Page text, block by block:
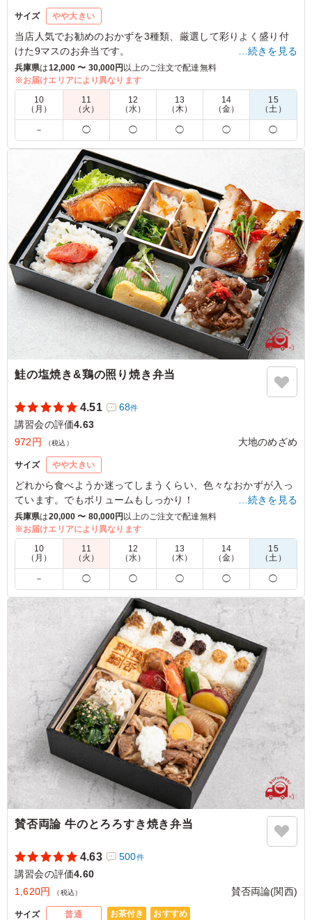
サイズ やや大きい
当店人気でお勧めのおかずを3種類、厳選して彩りよく盛り付
けた9マスのお弁当です。
※料理は日替わりで変更する場合がございます。
※連日ご注文される場合は事前にお伝えいただければ内容の変
更も可能でございます。
4.0 奈良スバル自動車株式会社
商品名通り沢山のおかずが入っていて好評でした。食べる
時に蓋を開けて頂くのですが 蓋が邪魔でした。向かい合
わせで並んで食べるのですがお互いの蓋が少し邪魔でし
た。 でも、美味しく頂くことが出来ました。
ご利用シーン：会議・セミナー›講習会
奈良県橿原市曲川町2025/10/15
…続きを見る
兵庫県は12,000 〜 30,000円 以上のご注文で配達無料
※お届けエリアにより異なります
10
（月）
11
（火）
12
（水）
13
（木）
14
（金）
15
（土）
－ ◯ ◯ ◯ ◯ ◯
鮭の塩焼き&鶏の照り焼き弁当
4.51 68件
講習会の評価4.63
972円
（税込） 大地のめざめ
サイズ やや大きい
どれから食べようか迷ってしまうくらい、色々なおかずが入っ
ています。でもボリュームもしっかり！
大地のめざめでは、こんなお弁当が欲しかったと言って頂ける
様なお弁当作りに努めています。
※夏季は副菜 菜の花の胡麻和えが、季節の甘味へ変更となって
4.5 株式会社リンク
女性社員からは一番人気で、迷わず安定の鮭！を選ぶ方が
多かったです。個人的には、鮭とコラボする商品を増やし
てもらえたら嬉しいです。ボリュームは言うこと無しで美
味しかったです。
ご利用シーン：会議・セミナー›講習会
大阪府大阪市住之江区南港北2023/07/01
…続きを見る
兵庫県は20,000 〜 80,000円 以上のご注文で配達無料
※お届けエリアにより異なります
10
（月）
11
（火）
12
（水）
13
（木）
14
（金）
15
（土）
－ ◯ ◯ ◯ ◯ ◯
賛否両論 牛のとろろすき焼き弁当
4.63 500件
講習会の評価4.60
1,620円
（税込） 賛否両論(関西)
サイズ 普通 お茶付き おすすめ